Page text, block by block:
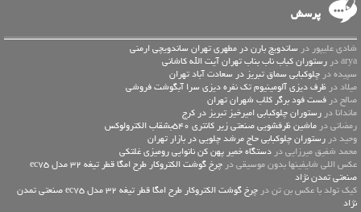
پرسش
شادی علیپور در ساندویچ بارن در مطهری تهران ساندویچی ارمنی
arya در
رستوران کباب ناب بناب تهران آیت الله کاشانی
سپیده در چلوکبابی سماق تبریز در سعادت آباد تهران
میلاد در ظرف دیزی آلومینیوم تک نفره دیزی سرا آبگوشت فروشی
صالح در فست فود برگر کلاب شهران تهران
ماندانا در رستوران چلوکبابی امیرخیز تبریز در کرج
رمضانی در ماشین ظرفشویی صنعتی زیر کانتری 540بشقاب الکترولوکس
وحید در رستوران چلوکبابی حاج مرشد چلویی در بازار تهران
محمد شفیق میرزایی در دستگاه خمیر پهن کن نانوایی رومیزی غلتکی
عكس اللي شايفينها بدون موسيقى در
چرخ گوشت الکتروکار طرح امگا قطر تیغه 32 مدل ec75
صنعتی تمدن نژاد
کیک تولد با عکس بن تن در
چرخ گوشت الکتروکار طرح امگا قطر تیغه 32 مدل ec75 صنعتی تمدن
نژاد